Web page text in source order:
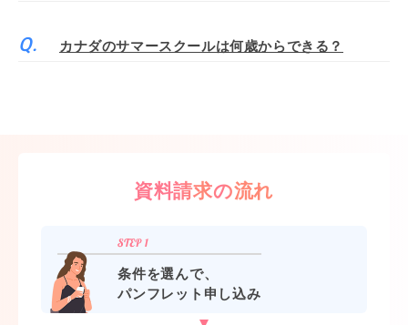
カナダのサマースクールは何歳からできる？
資料請求の流れ
条件を選んで、
パンフレット申し込み